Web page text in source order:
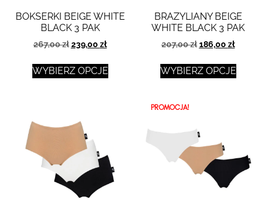
BOKSERKI BEIGE WHITE
BLACK 3 PAK
267,00zł 239,00 zł
WYBIERZ OPCJE
BRAZYLIANY BEIGE
WHITE BLACK 3 PAK
207,00zł 186,00 zł
WYBIERZ OPCJE
PROMOCJA!